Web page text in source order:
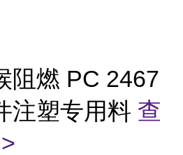
阻燃 PC 2467
注塑专用料 查